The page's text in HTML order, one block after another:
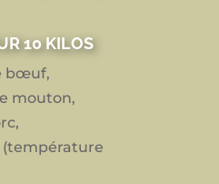
10 KILOS
bœuf,
mouton,
(température